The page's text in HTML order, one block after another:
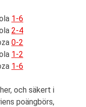
1-6
2-4
0-2
1-2
1-6
och säkert i
poängbörs,